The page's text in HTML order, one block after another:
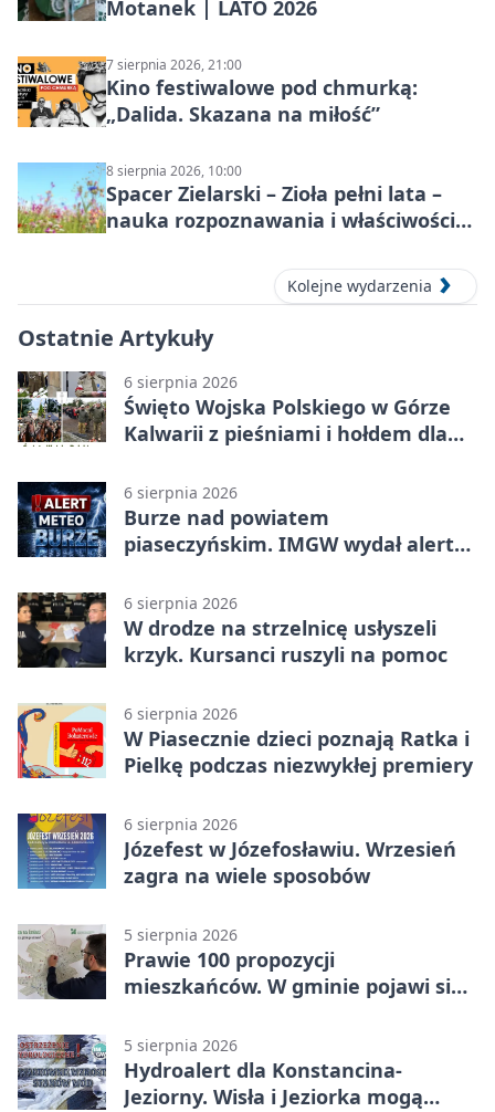
Motanek | LATO 2026
7 sierpnia 2026, 21:00
Kino festiwalowe pod chmurką:
„Dalida. Skazana na miłość”
8 sierpnia 2026, 10:00
Spacer Zielarski – Zioła pełni lata –
nauka rozpoznawania i właściwości
Kolejne wydarzenia
Ostatnie Artykuły
6 sierpnia 2026
Święto Wojska Polskiego w Górze
Kalwarii z pieśniami i hołdem dla
6 sierpnia 2026
Burze nad powiatem
piaseczyńskim. IMGW wydał alert
6 sierpnia 2026
W drodze na strzelnicę usłyszeli
krzyk. Kursanci ruszyli na pomoc
6 sierpnia 2026
W Piasecznie dzieci poznają Ratka i
Pielkę podczas niezwykłej premiery
6 sierpnia 2026
Józefest w Józefosławiu. Wrzesień
zagra na wiele sposobów
5 sierpnia 2026
Prawie 100 propozycji
mieszkańców. W gminie pojawi się
5 sierpnia 2026
Hydroalert dla Konstancina-
Jeziorny. Wisła i Jeziorka mogą